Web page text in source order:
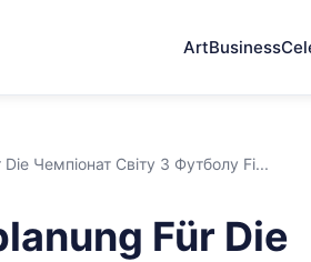
ArtBusiness
Чемпіонат Світу З Футболу Fi...
Für Die